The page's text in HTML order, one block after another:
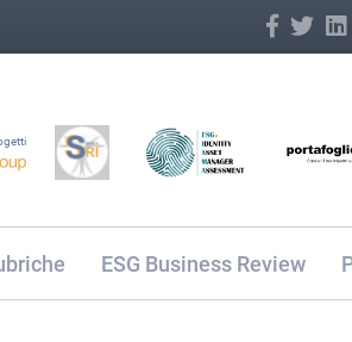
ESG Business Review